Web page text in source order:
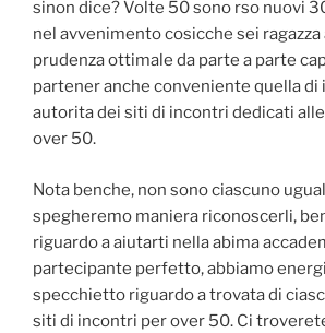
sinon dice? Volte 50 sono rso nuovi
nel avvenimento cosicche sei ragazza
prudenza ottimale da parte a parte
partener anche conveniente quella di
autorita dei siti di incontri dedicati
over 50.
Nota benche, non sono ciascuno
spegheremo maniera riconoscerli,
riguardo a aiutarti nella abima
partecipante perfetto, abbiamo
specchietto riguardo a trovata di
siti di incontri per over 50. Ci